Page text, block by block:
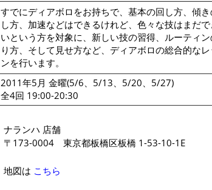
すでにディアボロをお持ちで、基本の回し方、傾き
し方、加速などはできるけれど、色々な技はまだ
いという方を対象に、新しい技の習得、ルーティ
り方、そして見せ方など、ディアボロの総合的なレ
ンを行います。
2011年5月 金曜(5/6、5/13、5/20、5/27)
全4回 19:00-20:30
ナランハ 店舗
〒173-0004 東京都板橋区板橋 1-53-10-1E
地図は こちら